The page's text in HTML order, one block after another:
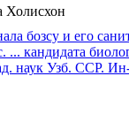
Холисхон
бозсу и его
... кандидата
наук Узб. ССР.